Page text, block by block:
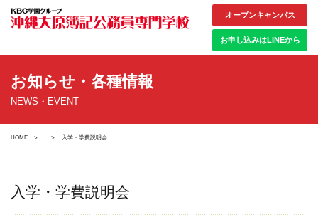
オープンキャンパス
お申し込みはLINEから
お知らせ・各種情報
NEWS・EVENT
HOME 入学・学費説明会
入学・学費説明会